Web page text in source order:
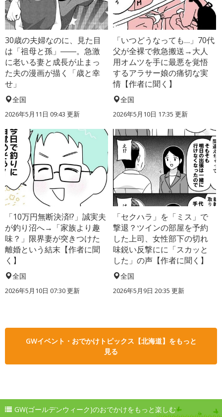
30歳の夫婦なのに、見た目
は「祖母と孫」――。急激
に老いる妻と成長が止まっ
た夫の漫画が描く「歳と幸
せ」
全国
2026年5月11日 09:43 更新
「いつどうなっても…」70代
父が全裸で救急搬送→大人
用オムツを手に最悪を覚悟
するアラサー娘の痛切な実
情【作者に聞く】
全国
2026年5月10日 17:35 更新
「10万円無断決済!?」誠実夫
が釣り沼へ→「家族より趣
味？」限界妻が突きつけた
離婚という結末【作者に聞
く】
全国
2026年5月10日 07:30 更新
「セクハラ」を「ミス」で
撃退？ツインの部屋を予約
した上司、女性部下の切れ
味鋭い反撃にに「スカッと
した」の声【作者に聞く】
全国
2026年5月9日 20:35 更新
GWイベント・おでかけトピックス【北海道】をもっと
見る
GW(ゴールデンウィーク)のおでかけをもっと楽しむ